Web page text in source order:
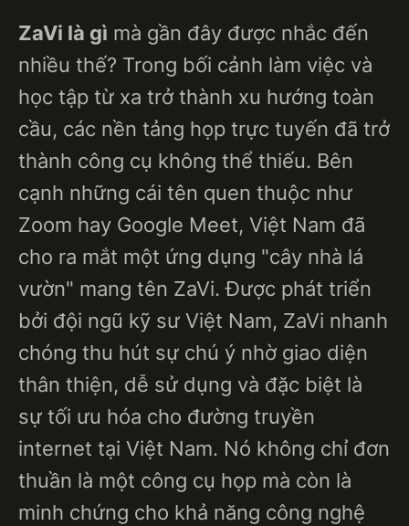
ZaVi là gì mà gần đây được nhắc đến
nhiều thế? Trong bối cảnh làm việc và
học tập từ xa trở thành xu hướng toàn
cầu, các nền tảng họp trực tuyến đã trở
thành công cụ không thể thiếu. Bên
cạnh những cái tên quen thuộc như
Zoom hay Google Meet, Việt Nam đã
cho ra mắt một ứng dụng "cây nhà lá
vườn" mang tên ZaVi. Được phát triển
bởi đội ngũ kỹ sư Việt Nam, ZaVi nhanh
chóng thu hút sự chú ý nhờ giao diện
thân thiện, dễ sử dụng và đặc biệt là
sự tối ưu hóa cho đường truyền
internet tại Việt Nam. Nó không chỉ đơn
thuần là một công cụ họp mà còn là
minh chứng cho khả năng công nghệ